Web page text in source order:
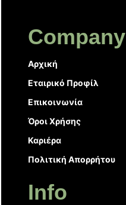
Company
Αρχική
Εταιρικό Προφίλ
Επικοινωνία
Όροι Χρήσης
Καριέρα
Πολιτική Απορρήτου
Info